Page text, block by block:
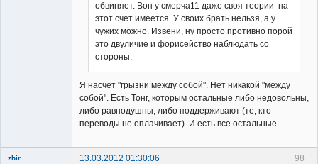
обвиняет. Вон у смерча11 даже своя теории на
этот счет имеется. У своих брать нельзя, а у
чужих можно. Извени, ну просто противно порой
это двуличие и форисейство наблюдать со
стороны.
Я насчет "грызни между собой". Нет никакой "между
собой". Есть Тонг, которым остальные либо недовольны,
либо равнодушны, либо поддерживают (те, кто
переводы не оплачивает). И есть все остальные.
98
zhir
13.03.2012 01:30:06